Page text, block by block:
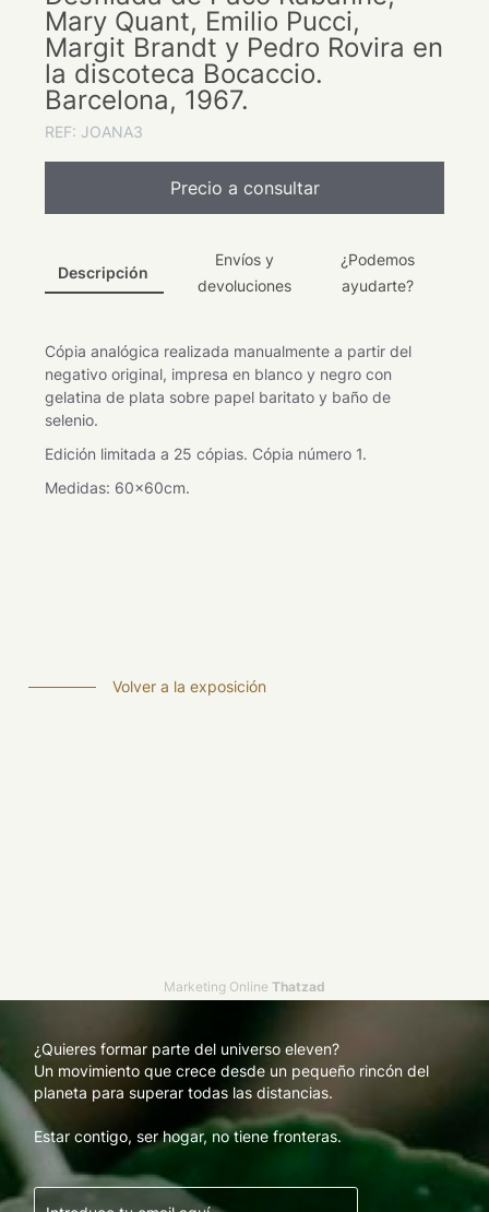
Mary Quant, Emilio Pucci,
Margit Brandt y Pedro Rovira en
la discoteca Bocaccio.
Barcelona, 1967.
REF: JOANA3
Precio a consultar
Descripción
Envíos y
devoluciones
¿Podemos
ayudarte?
Cópia analógica realizada manualmente a partir del
negativo original, impresa en blanco y negro con
gelatina de plata sobre papel baritato y baño de
selenio.
Edición limitada a 25 cópias. Cópia número 1.
Medidas: 60x60cm.
Volver a la exposición
Marketing Online Thatzad
¿Quieres formar parte del universo eleven?
Un movimiento que crece desde un pequeño rincón del
planeta para superar todas las distancias.
Estar contigo, ser hogar, no tiene fronteras.